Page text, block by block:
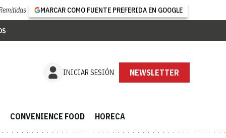
MARCAR COMO FUENTE PREFERIDA EN GOOGLE
INICIAR SESIÓN NEWSLETTER
CONVENIENCE FOOD HORECA